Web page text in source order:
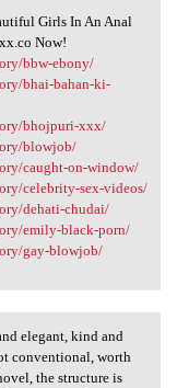
Girls In An Anal
Now!
bbw-ebony/
bhai-bahan-ki-
bhojpuri-xxx/
blowjob/
caught-on-window/
celebrity-sex-videos/
dehati-chudai/
emily-black-porn/
gay-blowjob/
elegant, kind and
conventional, worth
the structure is